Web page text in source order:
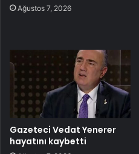
Ağustos 7, 2026
Gazeteci Vedat Yenerer
hayatını kaybetti